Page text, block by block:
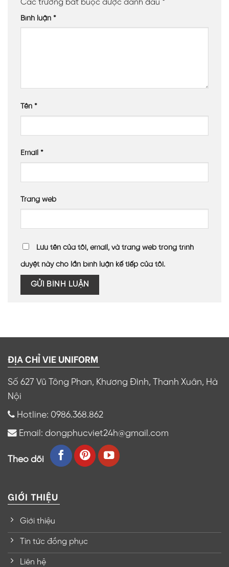
Các trường bắt buộc được đánh dấu *
Bình luận *
Tên *
Email *
Trang web
Lưu tên của tôi, email, và trang web trong trình
duyệt này cho lần bình luận kế tiếp của tôi.
ĐỊA CHỈ VIE UNIFORM
Số 627 Vũ Tông Phan, Khương Đình, Thanh Xuân, Hà
Nội
Hotline: 0986.368.862
Email: dongphucviet24h@gmail.com
Theo dõi
GIỚI THIỆU
Giới thiệu
Tin tức đồng phục
Liên hệ